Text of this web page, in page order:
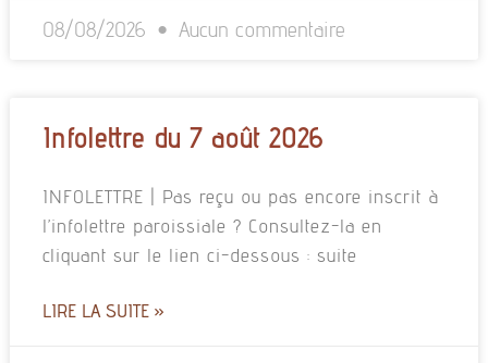
08/08/2026 Aucun commentaire
Infolettre du 7 août 2026
INFOLETTRE | Pas reçu ou pas encore inscrit à
l’infolettre paroissiale ? Consultez-la en
cliquant sur le lien ci-dessous : suite
LIRE LA SUITE »